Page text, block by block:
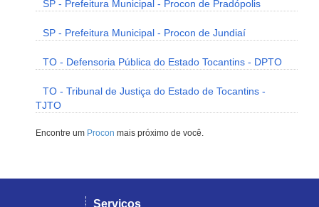
SP - Prefeitura Municipal - Procon de Pradópolis
SP - Prefeitura Municipal - Procon de Jundiaí
TO - Defensoria Pública do Estado Tocantins - DPTO
TO - Tribunal de Justiça do Estado de Tocantins -
TJTO
Encontre um Procon mais próximo de você.
Serviços